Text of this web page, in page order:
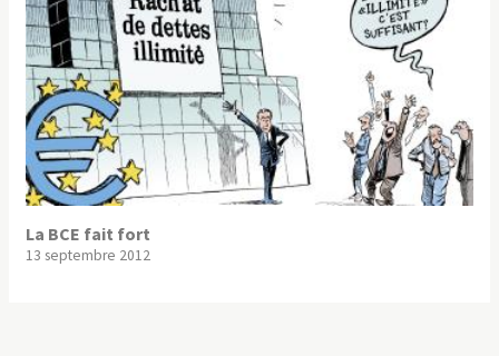
La BCE fait fort
13 septembre 2012